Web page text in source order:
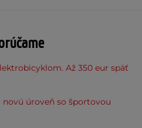
Až 350 eur späť
úroveň so športovou